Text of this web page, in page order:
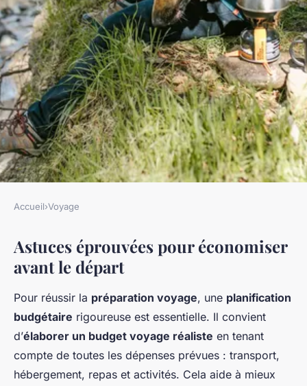
VOYAGE
Secrets Malins pour Voyager
Abordable sans Ruiner Votre
Budget
•23 avril 2025 6 min de lecture
Accueil›Voyage
Astuces éprouvées pour économiser
avant le départ
Pour réussir la préparation voyage, une planification
budgétaire rigoureuse est essentielle. Il convient
d’élaborer un budget voyage réaliste en tenant
compte de toutes les dépenses prévues : transport,
hébergement, repas et activités. Cela aide à mieux